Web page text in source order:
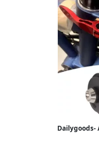
Dailygoods-
Sterkte
Materiaal